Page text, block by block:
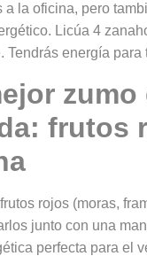
a la oficina, pero
Licúa 4
Tendrás energía para
zumo
frutos
rojos (moras,
junto con una
perfecta para el